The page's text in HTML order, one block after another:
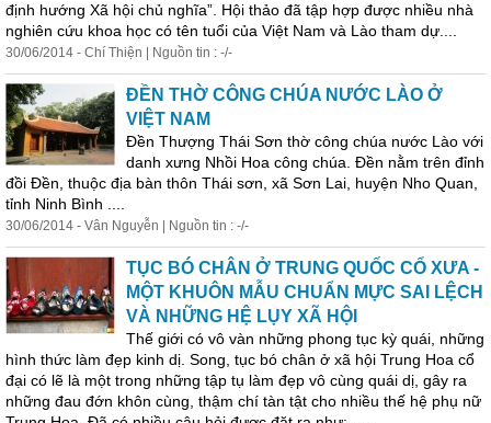
định hướng Xã hội chủ nghĩa”. Hội thảo đã tập hợp được nhiều nhà
nghiên cứu khoa học có tên tuổi của Việt Nam và Lào tham dự....
30/06/2014 - Chí Thiện | Nguồn tin : -/-
ĐỀN THỜ CÔNG CHÚA NƯỚC LÀO Ở
VIỆT NAM
Đền Thượng Thái Sơn thờ công chúa nước Lào với
danh xưng Nhồi Hoa công chúa. Đền nằm trên đỉnh
đồi Đền, thuộc địa bàn thôn Thái sơn, xã Sơn Lai, huyện Nho Quan,
tỉnh Ninh Bình ....
30/06/2014 - Vân Nguyễn | Nguồn tin : -/-
TỤC BÓ CHÂN Ở TRUNG QUỐC CỔ XƯA -
MỘT KHUÔN MẪU CHUẨN MỰC SAI LỆCH
VÀ NHỮNG HỆ LỤY XÃ HỘI
Thế giới có vô vàn những phong tục kỳ quái, những
hình thức làm đẹp kinh dị. Song, tục bó chân ở xã hội Trung Hoa cổ
đại có lẽ là một trong những tập tụ làm đẹp vô cùng quái dị, gây ra
những đau đớn khôn cùng, thậm chí tàn tật cho nhiều thế hệ phụ nữ